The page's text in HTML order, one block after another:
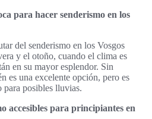
para hacer senderismo en los
del senderismo en los Vosgos
y el otoño, cuando el clima es
en su mayor esplendor. Sin
es una excelente opción, pero es
para posibles lluvias.
accesibles para principiantes en